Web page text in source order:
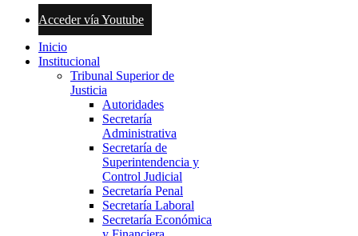
Acceder vía Youtube
Inicio
Institucional
Tribunal Superior de
Justicia
Autoridades
Secretaría
Administrativa
Secretaría de
Superintendencia y
Control Judicial
Secretaría Penal
Secretaría Laboral
Secretaría Económica